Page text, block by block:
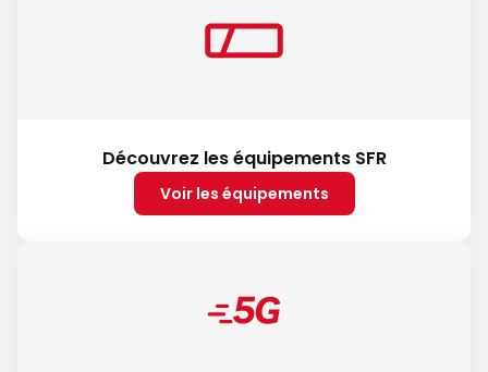
Découvrez les équipements SFR
Voir les équipements